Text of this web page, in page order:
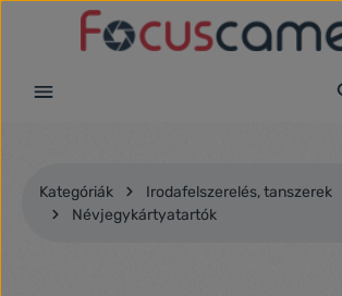
Ugrás a fő tartalomra
Kategóriák Irodafelszerelés, tanszerek
Névjegykártyatartók